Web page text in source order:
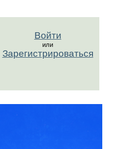
Войти
или
Зарегистрироваться